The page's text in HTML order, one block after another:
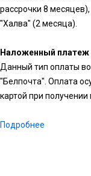
рассрочки 8
"Халва" (2 месяца).
Наложенный платеж
Данный тип оплаты
"Белпочта". Оплата
картой при получении
Подробнее